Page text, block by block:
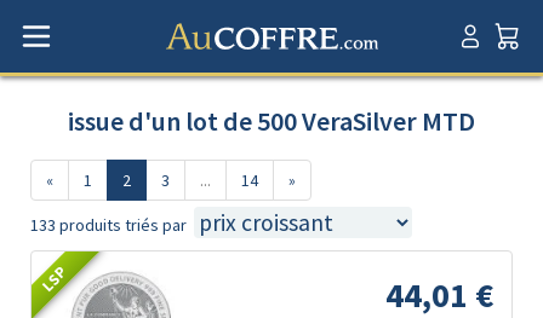
issue d'un lot de 500 VeraSilver MTD
« 1 2 3 ... 14 »
133 produits triés par
LSP 44,01 €